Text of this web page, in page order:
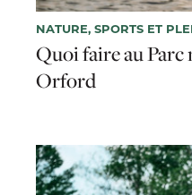
NATURE, SPORTS ET
Quoi faire au
Orford